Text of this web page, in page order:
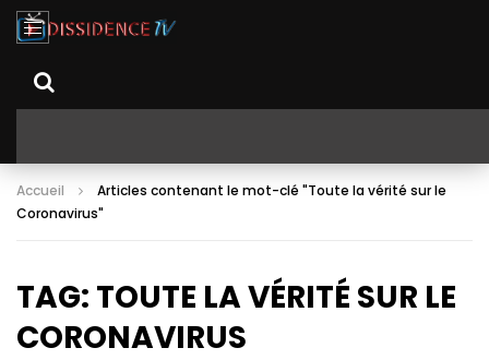
Accueil
Articles contenant le mot-clé "Toute la vérité sur le
Coronavirus"
TAG: TOUTE LA VÉRITÉ SUR LE
CORONAVIRUS